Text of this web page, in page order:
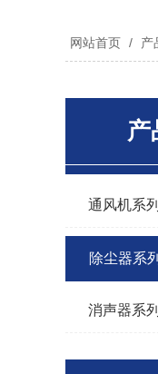
网站首页 / 产
产
通风机系列
除尘器系列
消声器系列